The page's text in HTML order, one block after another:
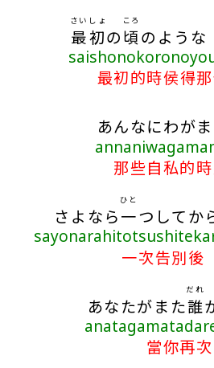
最初
さいしょ
の頃
ころ
のよう
最初的時侯得
あんなにわが
那些自私的
さよなら一
ひと
つしてか
一次告別
あなたがまた誰
だれ
當你再